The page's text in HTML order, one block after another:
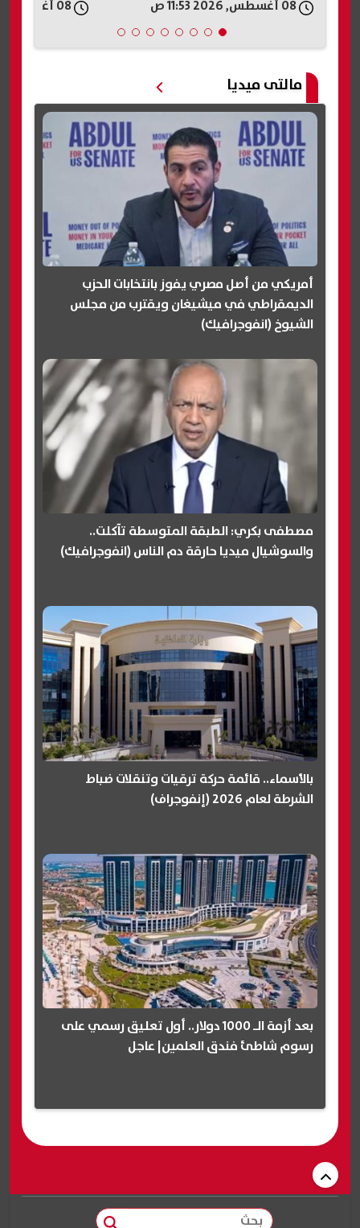
مالتى ميديا
أمريكي من أصل مصري يفوز بانتخابات الحزب
الديمقراطي في ميشيغان ويقترب من مجلس
الشيوخ (انفوجرافيك)
مصطفى بكري: الطبقة المتوسطة تآكلت..
والسوشيال ميديا حارقة دم الناس (انفوجرافيك)
بالأسماء.. قائمة حركة ترقيات وتنقلات ضباط
الشرطة لعام 2026 (إنفوجراف)
بعد أزمة الـ 1000 دولار.. أول تعليق رسمي على
رسوم شاطئ فندق العلمين| عاجل
بحث